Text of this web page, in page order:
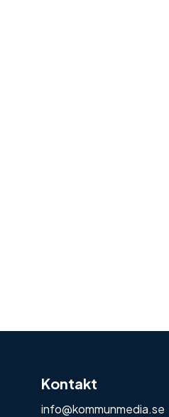
Kontakt
info@kommunmedia.se